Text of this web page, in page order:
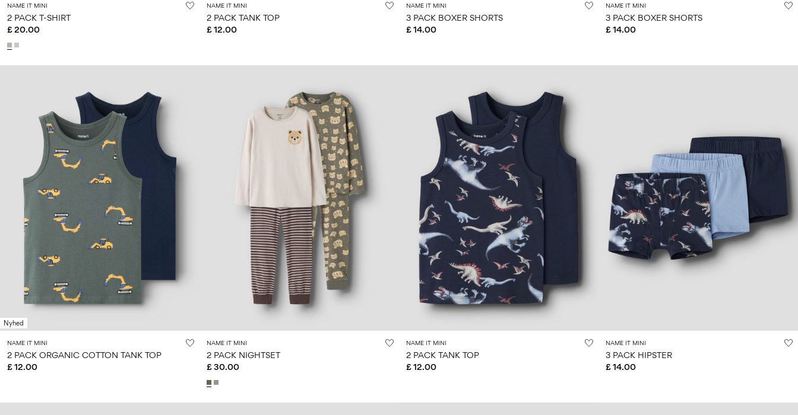
NAME IT MINI
2 PACK T-SHIRT
£ 20.00
NAME IT MINI
2 PACK TANK TOP
£ 12.00
NAME IT MINI
3 PACK BOXER SHORTS
£ 14.00
NAME IT MINI
3 PACK BOXER SHORTS
£ 14.00
Nyhed
NAME IT MINI
2 PACK ORGANIC COTTON TANK TOP
£ 12.00
NAME IT MINI
2 PACK NIGHTSET
£ 30.00
NAME IT MINI
2 PACK TANK TOP
£ 12.00
NAME IT MINI
3 PACK HIPSTER
£ 14.00